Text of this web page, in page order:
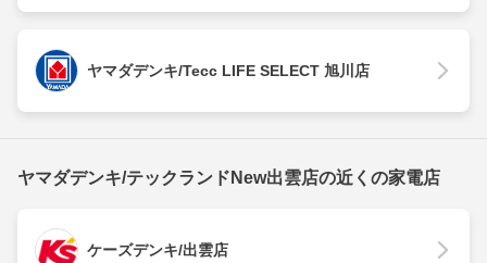
ヤマダデンキ/Tecc LIFE SELECT 旭川店
ヤマダデンキ/テックランドNew出雲店の近くの家電店
ケーズデンキ/出雲店